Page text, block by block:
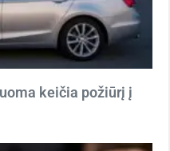
keičia požiūrį į